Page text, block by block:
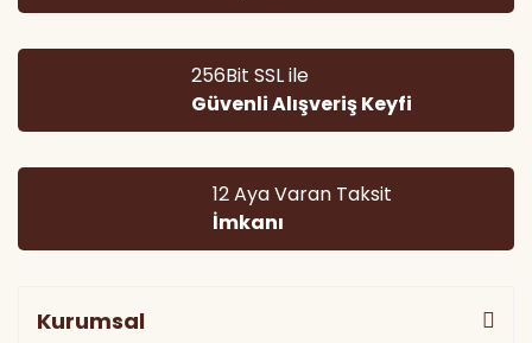
Gönder
256Bit SSL ile
Güvenli Alışveriş Keyfi
12 Aya Varan Taksit
İmkanı
Kurumsal